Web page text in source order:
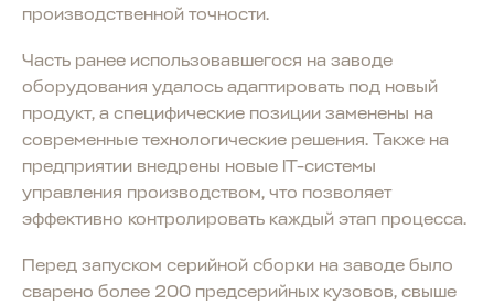
производственной точности.
Часть ранее использовавшегося на заводе
оборудования удалось адаптировать под новый
продукт, а специфические позиции заменены на
современные технологические решения. Также на
предприятии внедрены новые IT-системы
управления производством, что позволяет
эффективно контролировать каждый этап процесса.
Перед запуском серийной сборки на заводе было
сварено более 200 предсерийных кузовов, свыше